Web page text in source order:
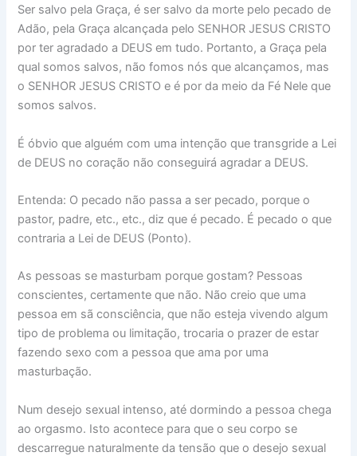
Ser salvo pela Graça, é ser salvo da morte pelo pecado de
Adão, pela Graça alcançada pelo SENHOR JESUS CRISTO
por ter agradado a DEUS em tudo. Portanto, a Graça pela
qual somos salvos, não fomos nós que alcançamos, mas
o SENHOR JESUS CRISTO e é por da meio da Fé Nele que
somos salvos.
É óbvio que alguém com uma intenção que transgride a Lei
de DEUS no coração não conseguirá agradar a DEUS.
Entenda: O pecado não passa a ser pecado, porque o
pastor, padre, etc., etc., diz que é pecado. É pecado o que
contraria a Lei de DEUS (Ponto).
As pessoas se masturbam porque gostam? Pessoas
conscientes, certamente que não. Não creio que uma
pessoa em sã consciência, que não esteja vivendo algum
tipo de problema ou limitação, trocaria o prazer de estar
fazendo sexo com a pessoa que ama por uma
masturbação.
Num desejo sexual intenso, até dormindo a pessoa chega
ao orgasmo. Isto acontece para que o seu corpo se
descarregue naturalmente da tensão que o desejo sexual